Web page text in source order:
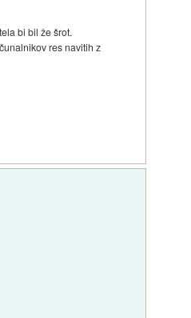
bi bil že šrot.
res navitih z